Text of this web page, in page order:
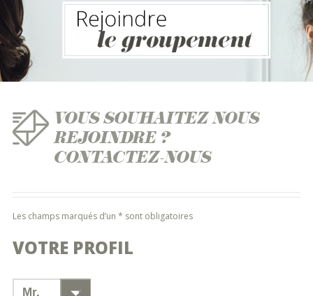
VOUS SOUHAITEZ NOUS
REJOINDRE ?
CONTACTEZ-NOUS
Les champs marqués d’un * sont obligatoires
VOTRE PROFIL